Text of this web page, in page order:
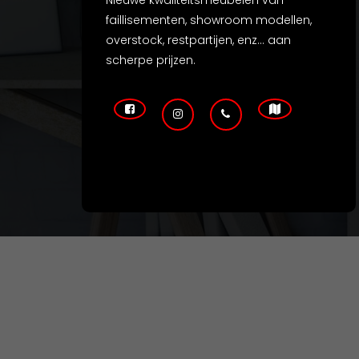
faillisementen, showroom modellen,
overstock, restpartijen, enz... aan
scherpe prijzen.